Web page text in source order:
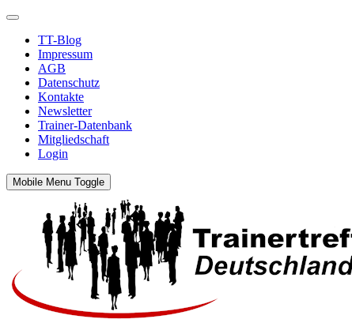
TT-Blog
Impressum
AGB
Datenschutz
Kontakte
Newsletter
Trainer-Datenbank
Mitgliedschaft
Login
Mobile Menu Toggle